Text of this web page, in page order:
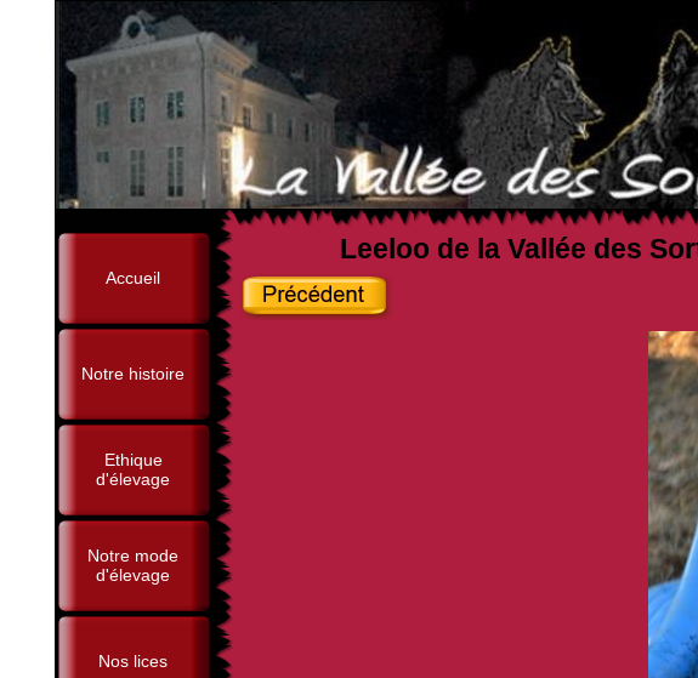
Accueil
Notre histoire
Ethique
d'élevage
Notre mode
d'élevage
Nos lices
Leeloo de la Vallée des